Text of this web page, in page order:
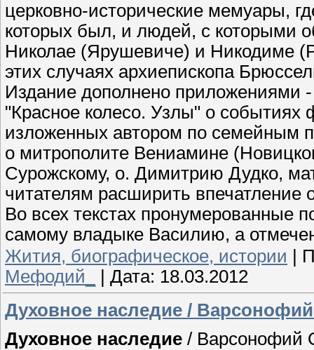
церковно-исторические мемуары,
которых был, и людей, с которыми
Николае (Ярушевиче) и Никодиме
этих случаях архиепископа
Издание дополнено приложениями
"Красное колесо. Узлы" о событиях
изложенных автором по семейным
о митрополите Вениамине
Сурожскому, о. Димитрию Дудко,
читателям расширить впечатление
Во всех текстах пронумерованные
самому владыке Василию, а
Жития, биографическое, истории |
Мефодий_
| Дата: 18.03.2012
Духовное наследие /
Духовное наследие / Варсонофий